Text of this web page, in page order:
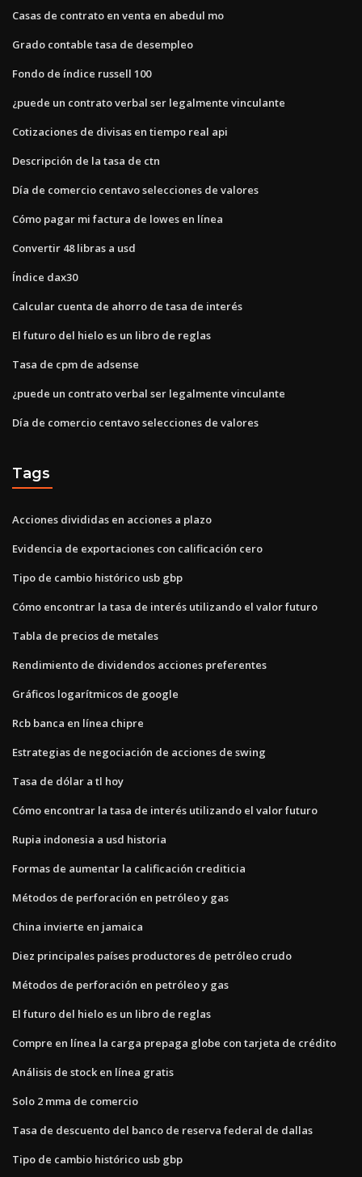
Casas de contrato en venta en abedul mo
Grado contable tasa de desempleo
Fondo de índice russell 100
¿puede un contrato verbal ser legalmente vinculante
Cotizaciones de divisas en tiempo real api
Descripción de la tasa de ctn
Día de comercio centavo selecciones de valores
Cómo pagar mi factura de lowes en línea
Convertir 48 libras a usd
Índice dax30
Calcular cuenta de ahorro de tasa de interés
El futuro del hielo es un libro de reglas
Tasa de cpm de adsense
¿puede un contrato verbal ser legalmente vinculante
Día de comercio centavo selecciones de valores
Tags
Acciones divididas en acciones a plazo
Evidencia de exportaciones con calificación cero
Tipo de cambio histórico usb gbp
Cómo encontrar la tasa de interés utilizando el valor futuro
Tabla de precios de metales
Rendimiento de dividendos acciones preferentes
Gráficos logarítmicos de google
Rcb banca en línea chipre
Estrategias de negociación de acciones de swing
Tasa de dólar a tl hoy
Cómo encontrar la tasa de interés utilizando el valor futuro
Rupia indonesia a usd historia
Formas de aumentar la calificación crediticia
Métodos de perforación en petróleo y gas
China invierte en jamaica
Diez principales países productores de petróleo crudo
Métodos de perforación en petróleo y gas
El futuro del hielo es un libro de reglas
Compre en línea la carga prepaga globe con tarjeta de crédito
Análisis de stock en línea gratis
Solo 2 mma de comercio
Tasa de descuento del banco de reserva federal de dallas
Tipo de cambio histórico usb gbp